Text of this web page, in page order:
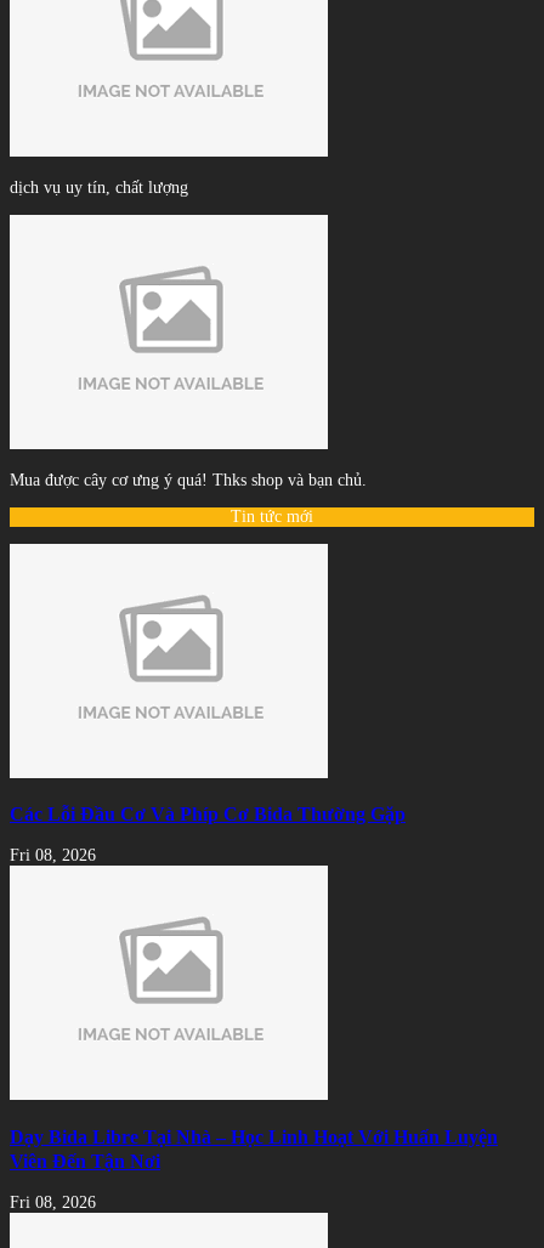
dịch vụ uy tín, chất lượng
Mua được cây cơ ưng ý quá! Thks shop và bạn chủ.
Tin tức mới
Các Lỗi Đầu Cơ Và Phíp Cơ Bida Thường Gặp
Fri 08, 2026
Dạy Bida Libre Tại Nhà – Học Linh Hoạt Với Huấn Luyện
Viên Đến Tận Nơi
Fri 08, 2026